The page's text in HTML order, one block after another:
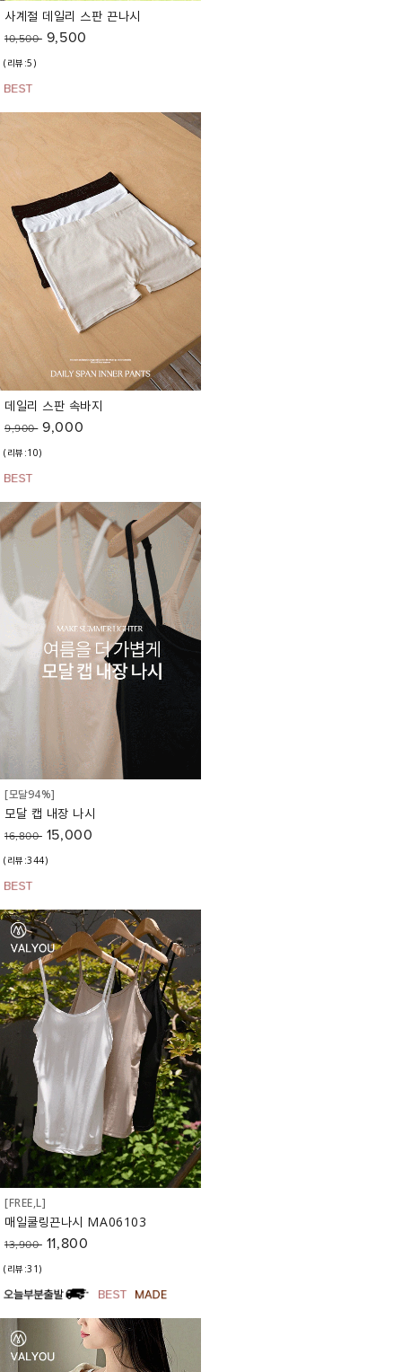
사계절 데일리 스판 끈나시
10,500 9,500
(리뷰:5)
데일리 스판 속바지
9,900 9,000
(리뷰:10)
[모달94%]
모달 캡 내장 나시
16,800 15,000
(리뷰:344)
[FREE,L]
매일쿨링끈나시 MA06103
13,900 11,800
(리뷰:31)